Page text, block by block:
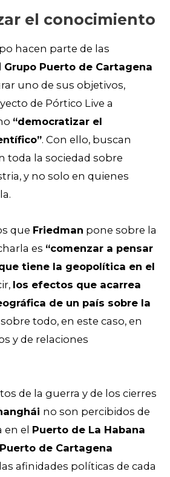
el conocimiento
hacen parte de las
Grupo Puerto de Cartagena
uno de sus objetivos,
de Pórtico Live a
“democratizar el
. Con ello, buscan
toda la sociedad sobre
y no solo en quienes
que Friedman pone sobre la
es “comenzar a pensar
tiene la geopolítica en el
los efectos que acarrea
de un país sobre la
sobre todo, en este caso, en
y de relaciones
de la guerra y de los cierres
no son percibidos de
en el Puerto de La Habana
Puerto de Cartagena
afinidades políticas de cada